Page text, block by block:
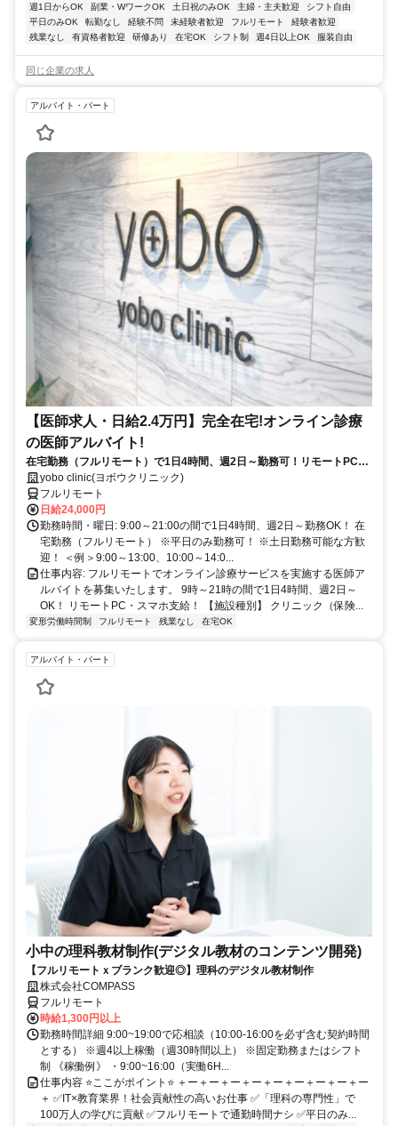
週1日からOK 副業・WワークOK 土日祝のみOK 主婦・主夫歓迎
シフト自由
平日のみOK
転勤なし 経験不問 未経験者歓迎 フルリモート
経験者歓迎
残業なし
有資格者歓迎 研修あり 在宅OK シフト制 週4日以上OK 服装自由
同じ企業の求人
アルバイト・パート
【医師求人・日給2.4万円】完全在宅!オンライン診療
の医師アルバイト!
在宅勤務（フルリモート）で1日4時間、週2日～勤務可！リモートPC・
スマホ支給！
yobo clinic(ヨボウクリニック)
フルリモート
日給24,000円
勤務時間・曜日: 9:00～21:00の間で1日4時間、週2日～勤務OK！ 在
宅勤務（フルリモート） ※平日のみ勤務可！ ※土日勤務可能な方歓
迎！ ＜例＞9:00～13:00、10:00～14:0...
仕事内容: フルリモートでオンライン診療サービスを実施する医師ア
ルバイトを募集いたします。 9時～21時の間で1日4時間、週2日～
OK！ リモートPC・スマホ支給！ 【施設種別】 クリニック（保険...
変形労働時間制 フルリモート 残業なし 在宅OK
アルバイト・パート
小中の理科教材制作(デジタル教材のコンテンツ開発)
【フルリモートｘブランク歓迎◎】理科のデジタル教材制作
株式会社COMPASS
フルリモート
時給1,300円以上
勤務時間詳細 9:00~19:00で応相談（10:00-16:00を必ず含む契約時間
とする） ※週4以上稼働（週30時間以上） ※固定勤務またはシフト
制 《稼働例》 ・9:00~16:00（実働6H...
仕事内容 ⭐ここがポイント⭐ ＋ー＋ー＋ー＋ー＋ー＋ー＋ー＋ー＋ー
＋ ✅IT×教育業界！社会貢献性の高いお仕事 ✅「理科の専門性」で
100万人の学びに貢献 ✅フルリモートで通勤時間ナシ ✅平日のみ...